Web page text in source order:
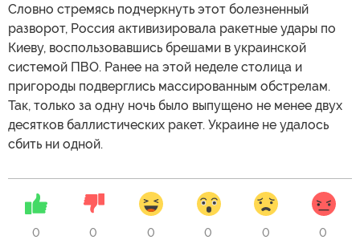
Словно стремясь подчеркнуть этот болезненный
разворот, Россия активизировала ракетные удары по
Киеву, воспользовавшись брешами в украинской
системой ПВО. Ранее на этой неделе столица и
пригороды подверглись массированным обстрелам.
Так, только за одну ночь было выпущено не менее двух
десятков баллистических ракет. Украине не удалось
сбить ни одной.
0 0 0 0 0 0